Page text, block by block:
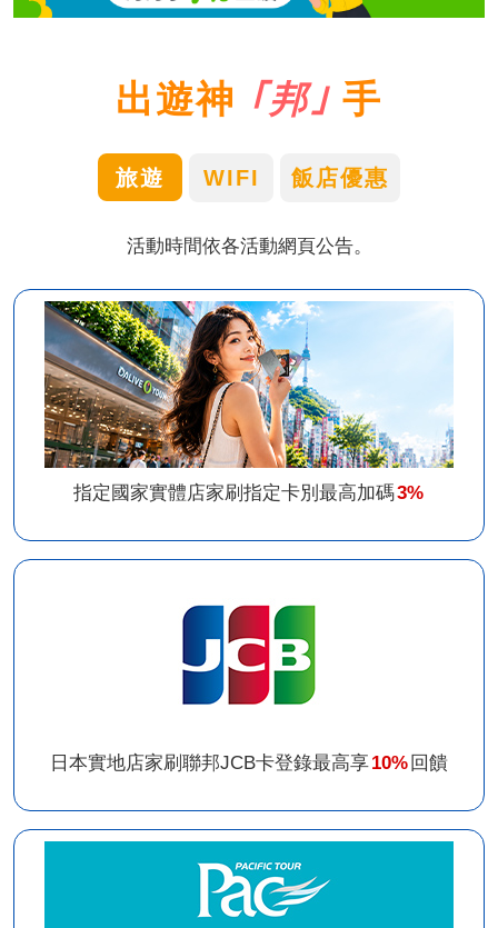
出遊神 ｢邦｣ 手
旅遊 WIFI 飯店優惠
活動時間依各活動網頁公告。
指定國家實體店家刷指定卡別最高加碼3%
日本實地店家刷聯邦JCB卡登錄最高享10% 回饋